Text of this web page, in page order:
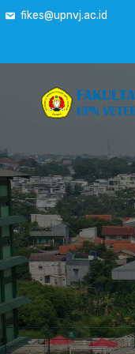
fikes@upnvj.ac.id